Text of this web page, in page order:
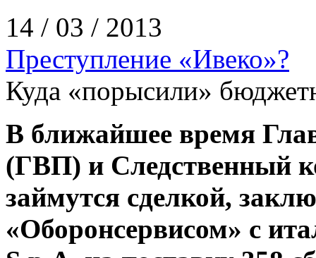
14 / 03 / 2013
Преступление «Ивеко»?
Куда «порысили»
В ближайшее время
(ГВП) и Следственный
займутся сделкой,
«Оборонсервисом» с